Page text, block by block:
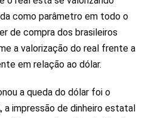
como parâmetro em todo o
de compra dos brasileiros
a valorização do real frente a
em relação ao dólar.
a queda do dólar foi o
a impressão de dinheiro estatal